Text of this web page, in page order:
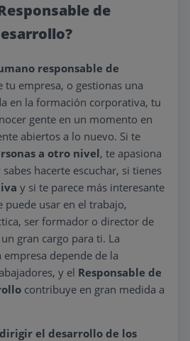
de
responsable de
tu empresa, o gestionas una
en la formación corporativa, tu
gente en un momento en
abiertos a lo nuevo. Si te
a otro nivel, te apasiona
sabes hacerte escuchar, si tienes
y si te parece más interesante
puede usar en el trabajo,
ser formador o director de
gran cargo para ti. La
depende de la
y el Responsable de
contribuye en gran medida a
dirigir el desarrollo de los